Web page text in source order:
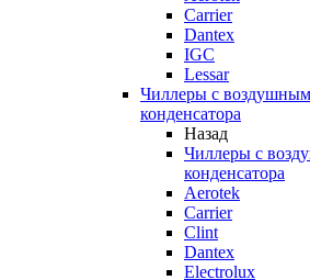
Carrier
Dantex
IGC
Lessar
Чиллеры с
конденсатора
Назад
Чиллеры с
конденсатора
Aerotek
Carrier
Clint
Dantex
Electrolux